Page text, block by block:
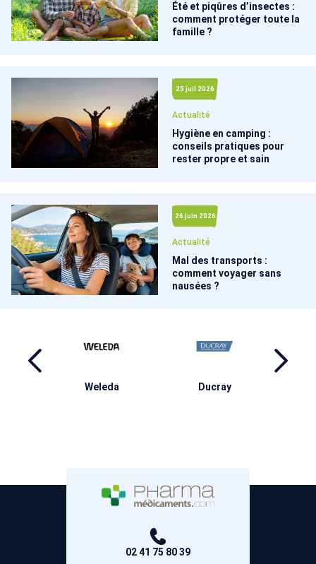
Été et piqûres d’insectes :
comment protéger toute la
famille ?
25 juil 2026
Actualité
Hygiène en camping :
conseils pratiques pour
rester propre et sain
26 juin 2026
Actualité
Mal des transports :
comment voyager sans
nausées ?
Weleda Ducray
02 41 75 80 39